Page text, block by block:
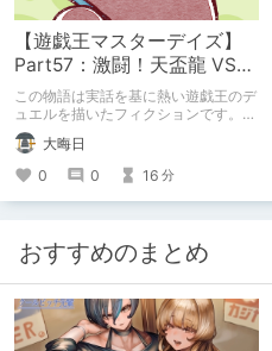
【遊戯王マスターデイズ】
Part57：激闘！天盃龍 VS
千年D【架空デュエル】
この物語は実話を基に熱い遊戯王のデ
ュエルを描いたフィクションです。
（自分用メモ：2025-05-14）
大晦日
0
0 16 分
おすすめのまとめ